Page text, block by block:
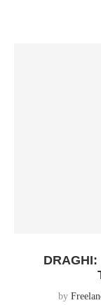
DRAGHI:
by